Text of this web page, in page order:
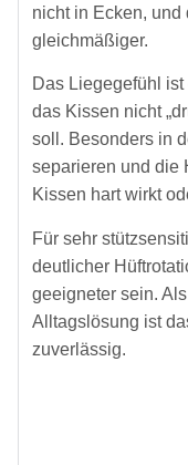
nicht in Ecken,
gleichmäßiger.
Das Liegegefühl
das Kissen nicht
soll. Besonders in
separieren und die
Kissen hart wirkt
Für sehr
deutlicher
geeigneter sein.
Alltagslösung ist
zuverlässig.